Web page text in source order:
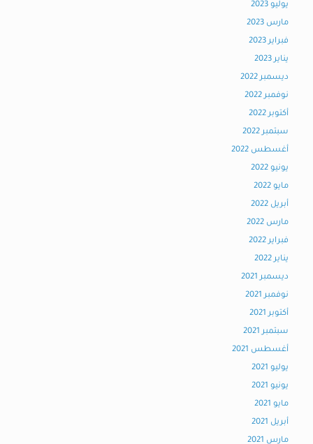
يوليو 2023
مارس 2023
فبراير 2023
يناير 2023
ديسمبر 2022
نوفمبر 2022
أكتوبر 2022
سبتمبر 2022
أغسطس 2022
يونيو 2022
مايو 2022
أبريل 2022
مارس 2022
فبراير 2022
يناير 2022
ديسمبر 2021
نوفمبر 2021
أكتوبر 2021
سبتمبر 2021
أغسطس 2021
يوليو 2021
يونيو 2021
مايو 2021
أبريل 2021
مارس 2021